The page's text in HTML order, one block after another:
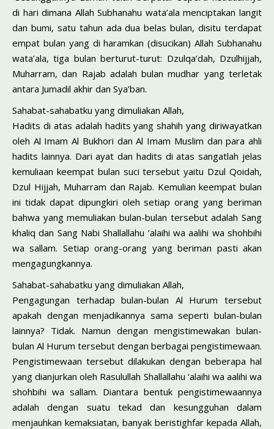
di hari dimana Allah Subhanahu wata’ala menciptakan langit
dan bumi, satu tahun ada dua belas bulan, disitu terdapat
empat bulan yang di haramkan (disucikan) Allah Subhanahu
wata’ala, tiga bulan berturut-turut: Dzulqa’dah, Dzulhijjah,
Muharram, dan Rajab adalah bulan mudhar yang terletak
antara Jumadil akhir dan Sya’ban.
Sahabat-sahabatku yang dimuliakan Allah,
Hadits di atas adalah hadits yang shahih yang diriwayatkan
oleh Al Imam Al Bukhori dan Al Imam Muslim dan para ahli
hadits lainnya. Dari ayat dan hadits di atas sangatlah jelas
kemuliaan keempat bulan suci tersebut yaitu Dzul Qoidah,
Dzul Hijjah, Muharram dan Rajab. Kemulian keempat bulan
ini tidak dapat dipungkiri oleh setiap orang yang beriman
bahwa yang memuliakan bulan-bulan tersebut adalah Sang
khaliq dan Sang Nabi Shallallahu ‘alaihi wa aalihi wa shohbihi
wa sallam. Setiap orang-orang yang beriman pasti akan
mengagungkannya.
Sahabat-sahabatku yang dimuliakan Allah,
Pengagungan terhadap bulan-bulan Al Hurum tersebut
apakah dengan menjadikannya sama seperti bulan-bulan
lainnya? Tidak. Namun dengan mengistimewakan bulan-
bulan Al Hurum tersebut dengan berbagai pengistimewaan.
Pengistimewaan tersebut dilakukan dengan beberapa hal
yang dianjurkan oleh Rasulullah Shallallahu ‘alaihi wa aalihi wa
shohbihi wa sallam. Diantara bentuk pengistimewaannya
adalah dengan suatu tekad dan kesungguhan dalam
menjauhkan kemaksiatan, banyak beristighfar kepada Allah,